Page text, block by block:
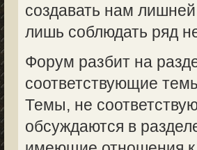
создавать нам
лишь соблюдать ряд
Форум разбит на
соответствующие
Темы, не
обсуждаются в